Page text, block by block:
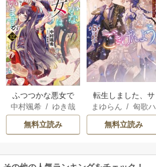
ふつつかな悪女で
はございますが
中村颯希 / ゆき哉
無料立読み
転生しました、サ
ラナ・キンジェで
す。ごきげんよ
う。
まゆらん /匈歌ハ
トリ
無料立読み